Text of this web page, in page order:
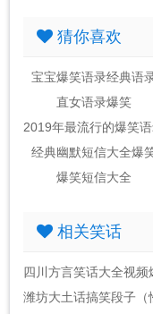
猜你喜欢
宝宝爆笑语录经典语
直女语录爆笑
2019年最流行的爆笑
经典幽默短信大全爆
爆笑短信大全
相关笑话
四川方言笑话大全视频
潍坊大土话搞笑段子（